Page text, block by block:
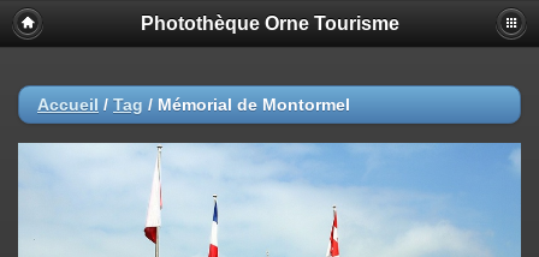
Photothèque Orne Tourisme
Accueil / Tag / Mémorial de Montormel